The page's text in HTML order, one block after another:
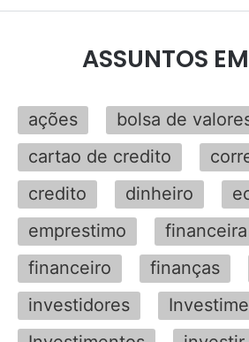
ASSUNTOS
ações
bolsa de
cartao de credito
credito
dinheiro
emprestimo
financeira
financeiro
finanças
investidores